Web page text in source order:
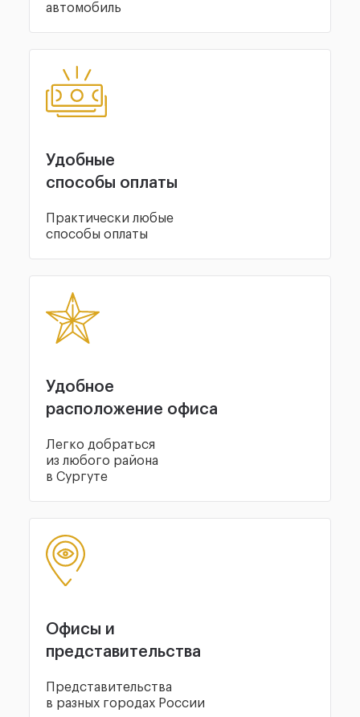
автомобиль
Удобные
способы оплаты
Практически любые
способы оплаты
Удобное
расположение офиса
Легко добраться
из любого района
в Сургуте
Офисы и
представительства
Представительства
в разных городах России